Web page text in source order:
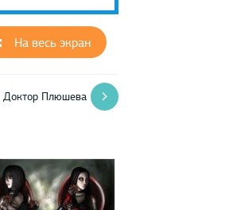
На весь экран
Доктор Плюшева